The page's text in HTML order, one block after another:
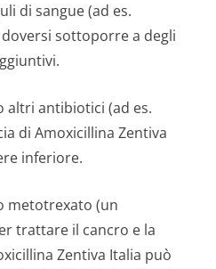
di sangue (ad es.
sottoporre a degli
altri antibiotici (ad es.
di Amoxicillina Zentiva
inferiore.
metotrexato (un
trattare il cancro e la
Zentiva Italia può